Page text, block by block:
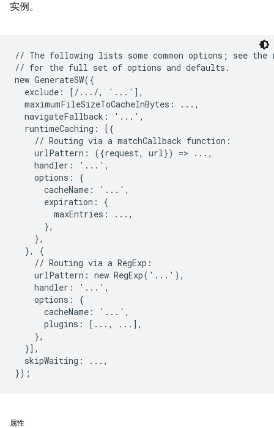
实例。
// The following lists some common options; see the
// for the full set of options and defaults.
new GenerateSW({
  exclude: [/.../, '...'],
  maximumFileSizeToCacheInBytes: ...,
  navigateFallback: '...',
  runtimeCaching: [{
    // Routing via a matchCallback function:
    urlPattern: ({request, url}) => ...,
    handler: '...',
    options: {
      cacheName: '...',
      expiration: {
        maxEntries: ...,
      },
    },
  }, {
    // Routing via a RegExp:
    urlPattern: new RegExp('...'),
    handler: '...',
    options: {
      cacheName: '...',
      plugins: [..., ...],
    },
  }],
  skipWaiting: ...,
属性